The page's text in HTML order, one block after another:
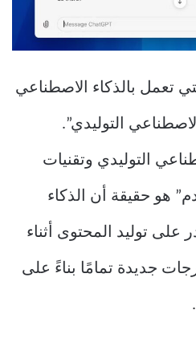
تعمل بالذكاء الاصطناعي
التوليدي”.
التوليدي وتقنيات
هو حقيقة أن الذكاء
على توليد المحتوى أثناء
جديدة تمامًا بناءً على